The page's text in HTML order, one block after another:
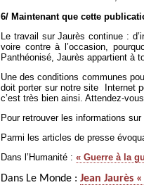
6/ Maintenant que cette
Le travail sur Jaurès continue :
voire contre à l’occasion,
Panthéonisé, Jaurès appartient à
Une des conditions communes
doit porter sur notre site
Internet
c’est très bien ainsi. Attendez-
Pour retrouver les informations
Parmi les articles de presse
Dans l’Humanité : « Guerre à la
Dans Le Monde : Jean Jaurès